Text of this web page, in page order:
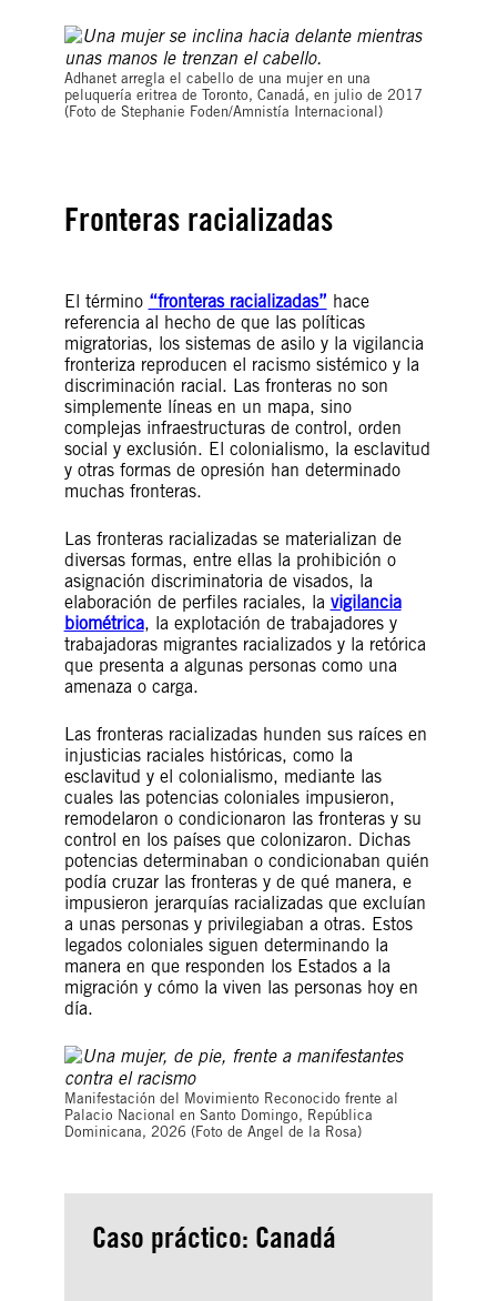
Adhanet arregla el cabello de una mujer en una
peluquería eritrea de Toronto, Canadá, en julio de 2017
(Foto de Stephanie Foden/Amnistía Internacional)
Fronteras racializadas
El término “fronteras racializadas” hace
referencia al hecho de que las políticas
migratorias, los sistemas de asilo y la vigilancia
fronteriza reproducen el racismo sistémico y la
discriminación racial. Las fronteras no son
simplemente líneas en un mapa, sino
complejas infraestructuras de control, orden
social y exclusión. El colonialismo, la esclavitud
y otras formas de opresión han determinado
muchas fronteras.
Las fronteras racializadas se materializan de
diversas formas, entre ellas la prohibición o
asignación discriminatoria de visados, la
elaboración de perfiles raciales, la vigilancia
biométrica, la explotación de trabajadores y
trabajadoras migrantes racializados y la retórica
que presenta a algunas personas como una
amenaza o carga.
Las fronteras racializadas hunden sus raíces en
injusticias raciales históricas, como la
esclavitud y el colonialismo, mediante las
cuales las potencias coloniales impusieron,
remodelaron o condicionaron las fronteras y su
control en los países que colonizaron. Dichas
potencias determinaban o condicionaban quién
podía cruzar las fronteras y de qué manera, e
impusieron jerarquías racializadas que excluían
a unas personas y privilegiaban a otras. Estos
legados coloniales siguen determinando la
manera en que responden los Estados a la
migración y cómo la viven las personas hoy en
día.
Manifestación del Movimiento Reconocido frente al
Palacio Nacional en Santo Domingo, República
Dominicana, 2026 (Foto de Angel de la Rosa)
Caso práctico: Canadá